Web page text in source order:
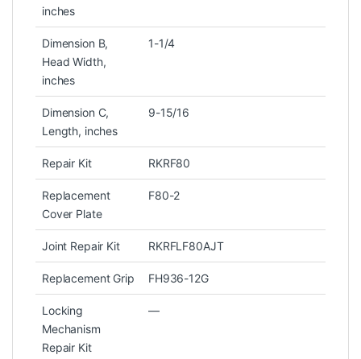
inches
Dimension B,
Head Width,
inches
1-1/4
Dimension C,
Length, inches
9-15/16
Repair Kit RKRF80
Replacement
Cover Plate
F80-2
Joint Repair Kit RKRFLF80AJT
Replacement Grip FH936-12G
Locking
Mechanism
Repair Kit
—